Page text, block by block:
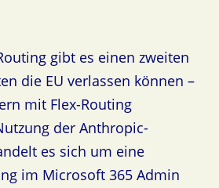
gibt es einen zweiten
die EU verlassen können –
mit Flex-Routing
der Anthropic-
es sich um eine
im Microsoft 365 Admin